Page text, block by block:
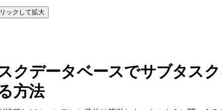
ックして拡大
クデータベースでサブタス
方法